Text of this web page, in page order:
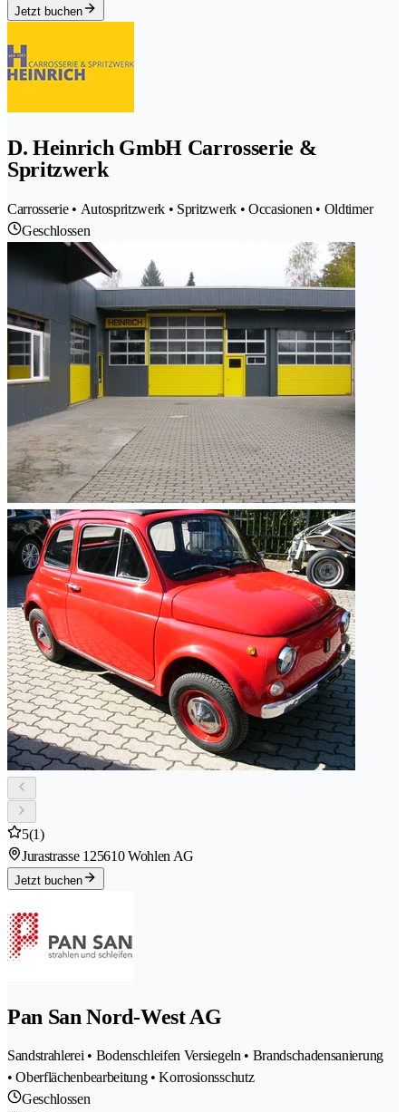
Jetzt buchen
D. Heinrich GmbH Carrosserie &
Spritzwerk
Carrosserie • Autospritzwerk • Spritzwerk • Occasionen • Oldtimer
Geschlossen
5(1)
Jurastrasse 125610 Wohlen AG
Jetzt buchen
Pan San Nord-West AG
Sandstrahlerei • Bodenschleifen Versiegeln • Brandschadensanierung
• Oberflächenbearbeitung • Korrosionsschutz
Geschlossen